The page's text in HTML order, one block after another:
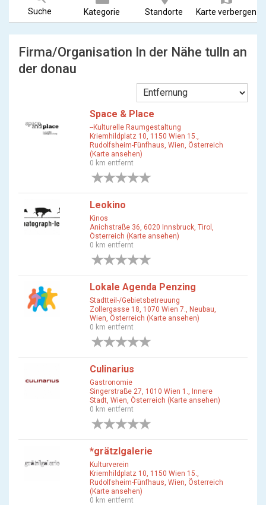
Suche Kategorie Standorte Karte verbergen
Firma/Organisation In der Nähe tulln an
der donau
Space & Place
--Kulturelle Raumgestaltung
Kriemhildplatz 10, 1150 Wien 15.,
Rudolfsheim-Fünfhaus, Wien, Österreich
(Karte ansehen)
0 km entfernt
Leokino
Kinos
Anichstraße 36, 6020 Innsbruck, Tirol,
Österreich (Karte ansehen)
0 km entfernt
Lokale Agenda Penzing
Stadtteil-/Gebietsbetreuung
Zollergasse 18, 1070 Wien 7., Neubau,
Wien, Österreich (Karte ansehen)
0 km entfernt
Culinarius
Gastronomie
Singerstraße 27, 1010 Wien 1., Innere
Stadt, Wien, Österreich (Karte ansehen)
0 km entfernt
*grätzlgalerie
Kulturverein
Kriemhildplatz 10, 1150 Wien 15.,
Rudolfsheim-Fünfhaus, Wien, Österreich
(Karte ansehen)
0 km entfernt